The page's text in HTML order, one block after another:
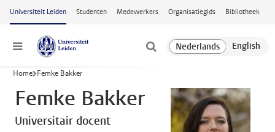
Ga naar hoofdinhoud
Universiteit Leiden Studenten Medewerkers Organisatiegids Bibliotheek
Menu
Home Femke Bakker
Femke Bakker
Universitair docent